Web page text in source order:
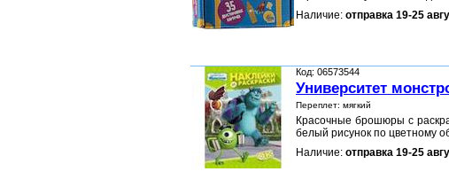
Наличие: отправка 19-25
Код: 06573544
Университет
Переплет: мягкий
Красочные брошюры с
белый рисунок по цветному
Наличие: отправка 19-25